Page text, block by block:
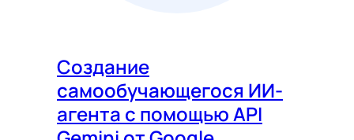
Создание
самообучающегося ИИ-
агента с помощью API